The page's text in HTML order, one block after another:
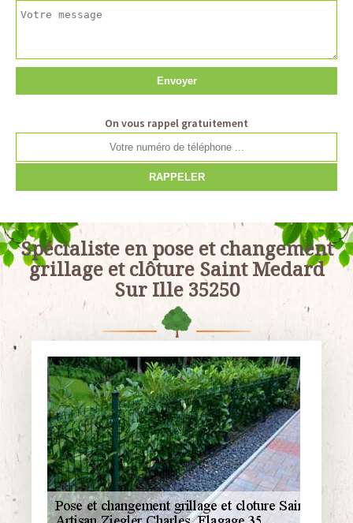
On vous rappel gratuitement
Spécialiste en pose et changement
grillage et clôture Saint Medard
Sur Ille 35250